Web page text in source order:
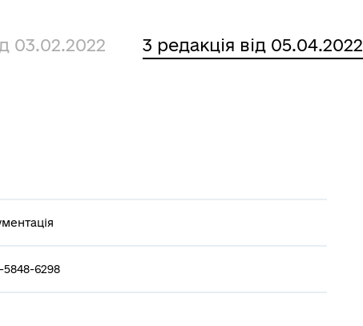
03.02.2022 3 редакція від 05.04.2022
5848-6298